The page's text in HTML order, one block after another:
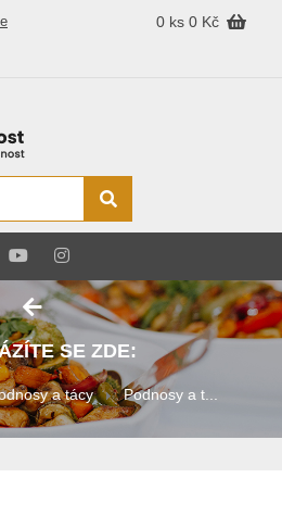
0 ks 0 Kč
SE ZDE:
a tácy Podnosy a t...